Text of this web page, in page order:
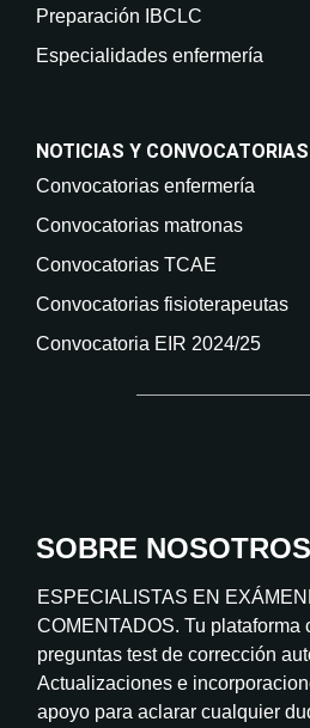
Preparación IBCLC
Especialidades enfermería
NOTICIAS Y CONVOCATORIAS
Convocatorias enfermería
Convocatorias matronas
Convocatorias TCAE
Convocatorias fisioterapeutas
Convocatoria EIR 2024/25
SOBRE NOSOTROS
ESPECIALISTAS EN
COMENTADOS. Tu plataforma
preguntas test de corrección
Actualizaciones e
apoyo para aclarar cualquier